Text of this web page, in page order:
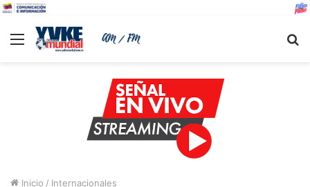
Menu
Inicio / Internacionales